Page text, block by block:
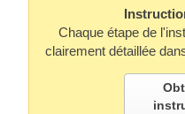
Chaque étape de
clairement détaillée